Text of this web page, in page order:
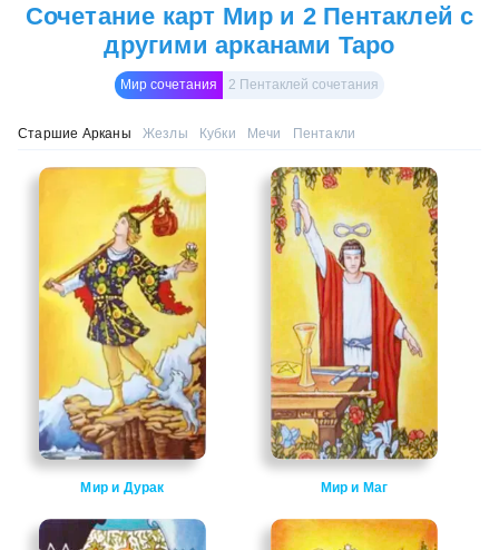
Сочетание карт Мир и 2 Пентаклей с
другими арканами Таро
Мир сочетания 2 Пентаклей сочетания
Старшие Арканы Жезлы Кубки Мечи Пентакли
Мир и Дурак Мир и Маг